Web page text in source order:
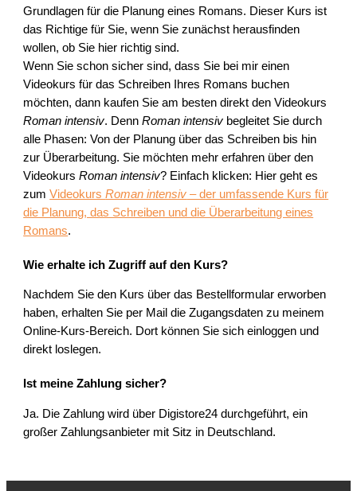
Grundlagen für die Planung eines Romans. Dieser Kurs ist
das Richtige für Sie, wenn Sie zunächst herausfinden
wollen, ob Sie hier richtig sind.
Wenn Sie schon sicher sind, dass Sie bei mir einen
Videokurs für das Schreiben Ihres Romans buchen
möchten, dann kaufen Sie am besten direkt den Videokurs
Roman intensiv. DennRoman intensiv begleitet Sie durch
alle Phasen: Von der Planung über das Schreiben bis hin
zur Überarbeitung. Sie möchten mehr erfahren über den
VideokursRoman intensiv? Einfach klicken: Hier geht es
zumVideokursRoman intensiv – der umfassende Kurs für
die Planung, das Schreiben und die Überarbeitung eines
Romans.
Wie erhalte ich Zugriff auf den Kurs?
Nachdem Sie den Kurs über das Bestellformular erworben
haben, erhalten Sie per Mail die Zugangsdaten zu meinem
Online-Kurs-Bereich. Dort können Sie sich einloggen und
direkt loslegen.
Ist meine Zahlung sicher?
Ja. Die Zahlung wird über Digistore24 durchgeführt, ein
großer Zahlungsanbieter mit Sitz in Deutschland.